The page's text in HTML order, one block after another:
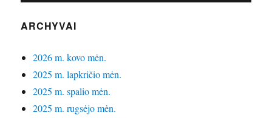
ARCHYVAI
2026 m. kovo mėn.
2025 m. lapkričio mėn.
2025 m. spalio mėn.
2025 m. rugsėjo mėn.